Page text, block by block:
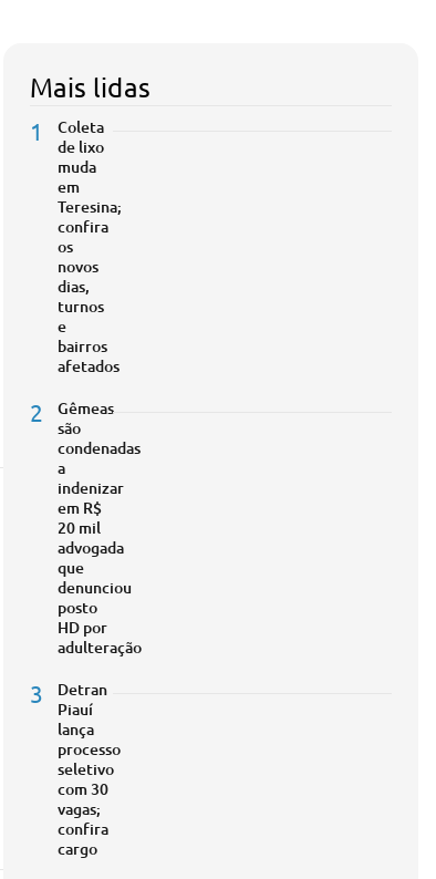
Mais lidas
1
Coleta
de lixo
muda
em
Teresina;
confira
os
novos
dias,
turnos
e
bairros
afetados
2
Gêmeas
são
condenadas
a
indenizar
em R$
20 mil
advogada
que
denunciou
posto
HD por
adulteração
3
Detran
Piauí
lança
processo
seletivo
com 30
vagas;
confira
cargo